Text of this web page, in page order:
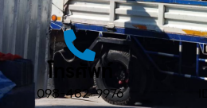
โทรศัพท์
098-482-9976